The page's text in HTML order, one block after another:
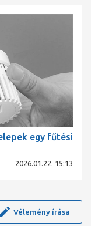
egy fűtési
2026.01.22. 15:13
Vélemény írása